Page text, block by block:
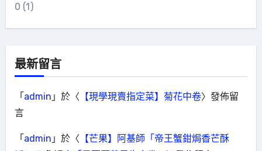
0 (1)
最新留言
「admin 」於〈 【現學現賣指定菜】菊花中卷〉發佈留
言
「admin 」於〈 【芒果】阿基師「帝王蟹鉗焗香芒酥